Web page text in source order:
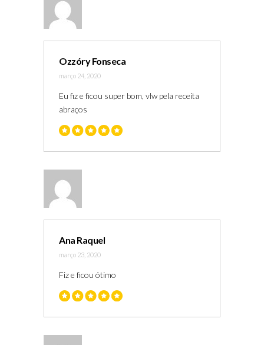
Ozzóry Fonseca
março 24, 2020
Eu fiz e ficou super bom, vlw pela receita
abraços
Ana Raquel
março 23, 2020
Fiz e ficou ótimo